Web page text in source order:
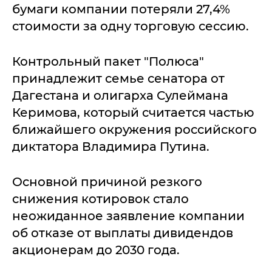
бумаги компании потеряли 27,4%
стоимости за одну торговую сессию.
Контрольный пакет "Полюса"
принадлежит семье сенатора от
Дагестана и олигарха Сулеймана
Керимова, который считается частью
ближайшего окружения российского
диктатора Владимира Путина.
Основной причиной резкого
снижения котировок стало
неожиданное заявление компании
об отказе от выплаты дивидендов
акционерам до 2030 года.